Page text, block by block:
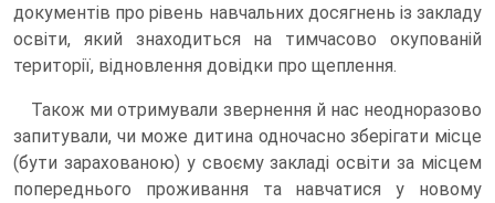
документів про рівень навчальних досягнень із закладу
освіти, який знаходиться на тимчасово окупованій
території, відновлення довідки про щеплення.
Також ми отримували звернення й нас неодноразово
запитували, чи може дитина одночасно зберігати місце
(бути зарахованою) у своєму закладі освіти за місцем
попереднього проживання та навчатися у новому